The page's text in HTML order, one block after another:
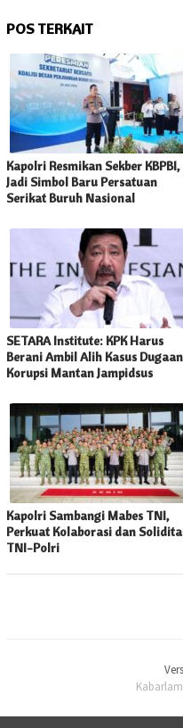
POS TERKAIT
Kapolri Resmikan Sekber KBPBI,
Jadi Simbol Baru Persatuan
Serikat Buruh Nasional
SETARA Institute: KPK Harus
Berani Ambil Alih Kasus Dugaan
Korupsi Mantan Jampidsus
Kapolri Sambangi Mabes TNI,
Perkuat Kolaborasi dan
TNI-Polri